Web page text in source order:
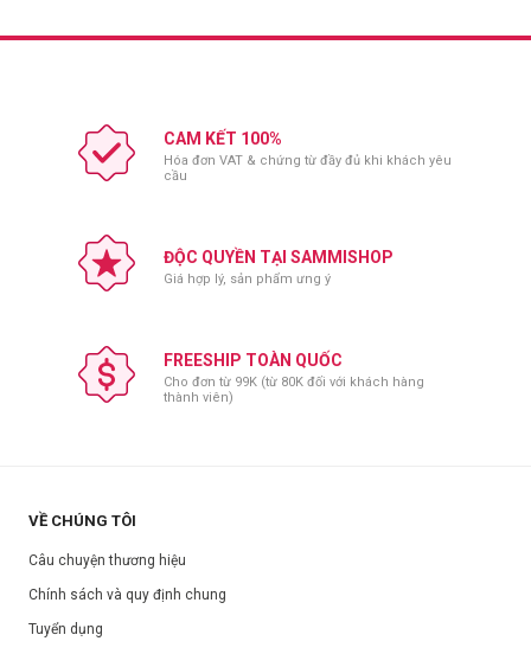
CAM KẾT 100%
Hóa đơn VAT & chứng từ đầy đủ khi khách yêu
cầu
ĐỘC QUYỀN TẠI SAMMISHOP
Giá hợp lý, sản phẩm ưng ý
FREESHIP TOÀN QUỐC
Cho đơn từ 99K (từ 80K đối với khách hàng
thành viên)
VỀ CHÚNG TÔI
Câu chuyện thương hiệu
Chính sách và quy định chung
Tuyển dụng